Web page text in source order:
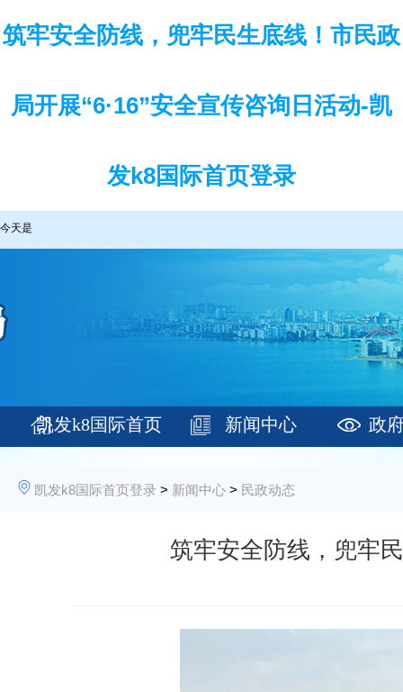
筑牢安全防线，兜牢民生底线！市民政
局开展“6·16”安全宣传咨询日活动-凯
发k8国际首页登录
今天是
凯发k8国际首页 新闻中心 政
凯发k8国际首页登录 > 新闻中心 > 民政动态
筑牢安全防线，兜牢